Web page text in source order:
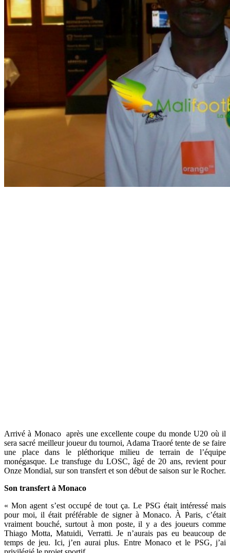
Arrivé à Monaco après une excellente coupe du monde U20 où il
sera sacré meilleur joueur du tournoi, Adama Traoré tente de se faire
une place dans le pléthorique milieu de terrain de l’équipe
monégasque. Le transfuge du LOSC, âgé de 20 ans, revient pour
Onze Mondial, sur son transfert et son début de saison sur le Rocher.
Son transfert à Monaco
« Mon agent s’est occupé de tout ça. Le PSG était intéressé mais
pour moi, il était préférable de signer à Monaco. À Paris, c’était
vraiment bouché, surtout à mon poste, il y a des joueurs comme
Thiago Motta, Matuidi, Verratti. Je n’aurais pas eu beaucoup de
temps de jeu. Ici, j’en aurai plus. Entre Monaco et le PSG, j’ai